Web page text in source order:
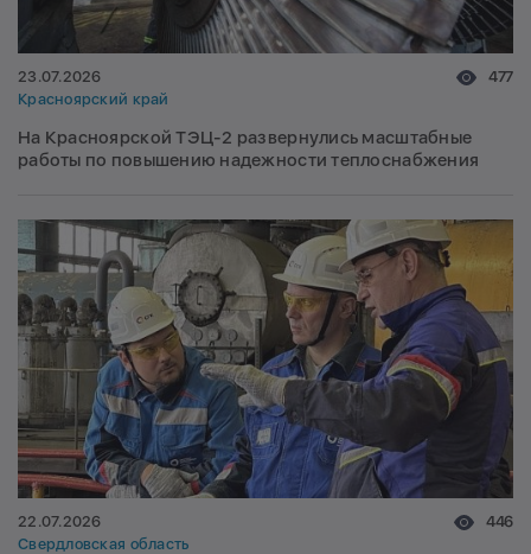
23.07.2026
Красноярский край
477
На Красноярской ТЭЦ-2 развернулись масштабные
работы по повышению надежности теплоснабжения
22.07.2026
Свердловская область
446